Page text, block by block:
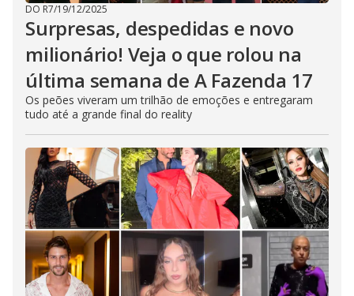
DO R7/19/12/2025
Surpresas, despedidas e novo
milionário! Veja o que rolou na
última semana de A Fazenda 17
Os peões viveram um trilhão de emoções e entregaram
tudo até a grande final do reality